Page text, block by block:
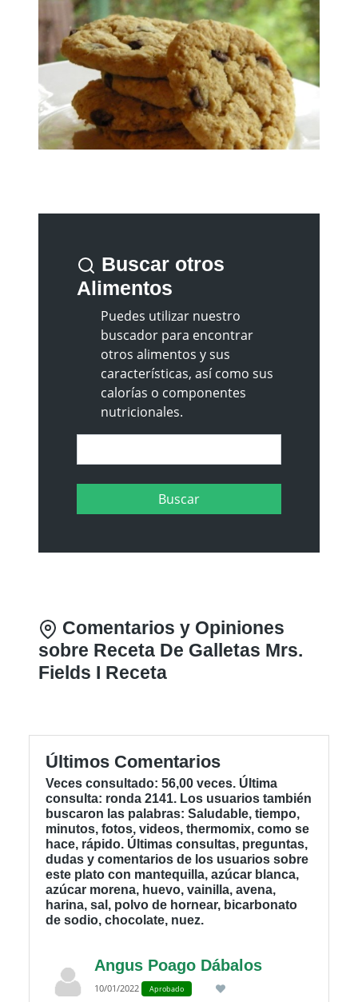
Buscar otros
Alimentos
Puedes utilizar nuestro
buscador para encontrar
otros alimentos y sus
características, así como sus
calorías o componentes
nutricionales.
Comentarios y Opiniones
sobre Receta De Galletas Mrs.
Fields I Receta
Últimos Comentarios
Veces consultado: 56,00 veces. Última
consulta: ronda 2141. Los usuarios también
buscaron las palabras: Saludable, tiempo,
minutos, fotos, videos, thermomix, como se
hace, rápido. Últimas consultas, preguntas,
dudas y comentarios de los usuarios sobre
este plato con mantequilla, azúcar blanca,
azúcar morena, huevo, vainilla, avena,
harina, sal, polvo de hornear, bicarbonato
de sodio, chocolate, nuez.
Angus Poago Dábalos
10/01/2022 Aprobado